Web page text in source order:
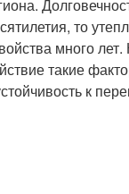
то
много
такие
к